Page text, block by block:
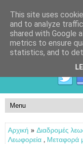
Αρχική » Διαδρομές
Λεωφορεία , Μεταφορά
This site uses
and to analyze
shared with Google
metrics to ensure
statistics, and to